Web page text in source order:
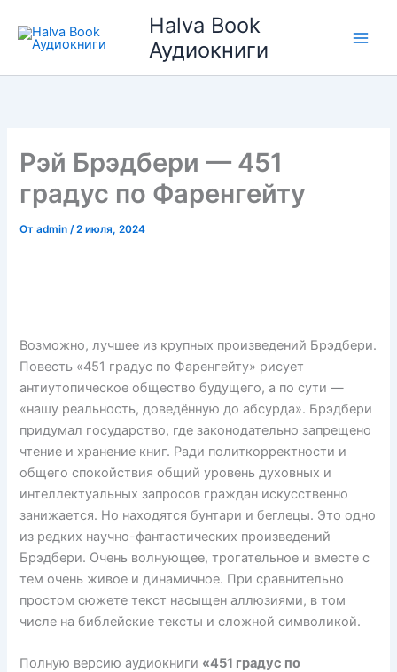
содержимому
Halva Book
Аудиокниги
Рэй Брэдбери — 451
градус по Фаренгейту
Отadmin/2 июля, 2024
Возможно, лучшее из крупных произведений Брэдбери.
Повесть «451 градус по Фаренгейту» рисует
антиутопическое общество будущего, а по сути —
«нашу реальность, доведённую до абсурда». Брэдбери
придумал государство, где законодательно запрещено
чтение и хранение книг. Ради политкорректности и
общего спокойствия общий уровень духовных и
интеллектуальных запросов граждан искусственно
занижается. Но находятся бунтари и беглецы. Это одно
из редких научно-фантастических произведений
Брэдбери. Очень волнующее, трогательное и вместе с
тем очень живое и динамичное. При сравнительно
простом сюжете текст насыщен аллюзиями, в том
числе на библейские тексты и сложной символикой.
Полную версию аудиокниги «451 градус по